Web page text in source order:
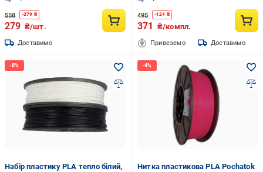
558 -279 ₴
279 ₴/шт.
Доставимо
495 -124 ₴
371 ₴/компл.
Привеземо Доставимо
Набір пластику PLA тепло білий,
Нитка пластикова PLA Pochatok